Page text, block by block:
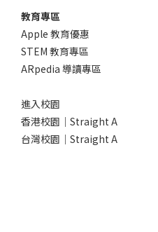
教育專區
Apple 教育優惠
STEM 教育專區
ARpedia 導讀專區
進入校園
香港校園｜Straight A
台灣校園｜Straight A